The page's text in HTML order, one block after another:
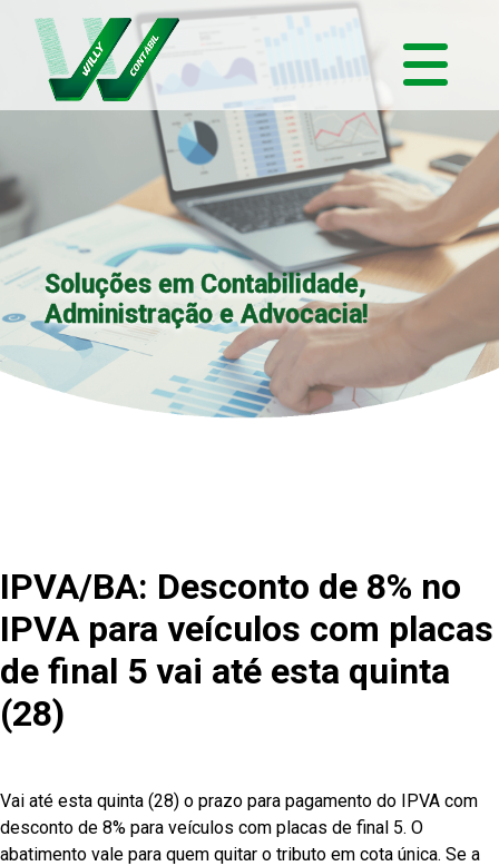
Soluções em Contabilidade,
Administração e Advocacia!
IPVA/BA: Desconto de 8% no
IPVA para veículos com placas
de final 5 vai até esta quinta
(28)
Vai até esta quinta (28) o prazo para pagamento do IPVA com
desconto de 8% para veículos com placas de final 5. O
abatimento vale para quem quitar o tributo em cota única. Se a